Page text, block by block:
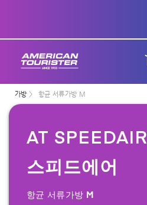
가방 항균 서류가방 M
AT SPEEDAIR
스피드에어
항균 서류가방 M